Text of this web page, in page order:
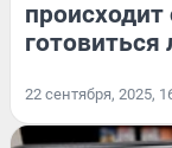
происходит
22 сентября, 2025,